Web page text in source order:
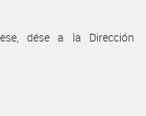
dése a la Dirección